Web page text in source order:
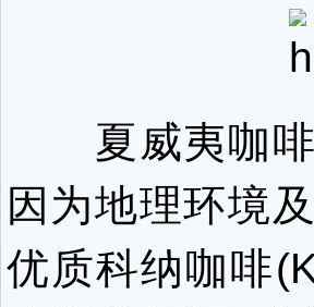
夏威夷咖啡
因为地理环境
优质科纳咖啡